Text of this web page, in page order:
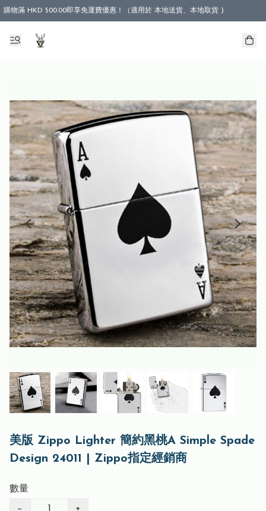
購物滿 HKD 500.00即享免運費優惠！（適用於 本地送貨、本地取貨 )
美版 Zippo Lighter 簡約黑桃A Simple Spade
Design 24011 | Zippo指定經銷商
數量
− +